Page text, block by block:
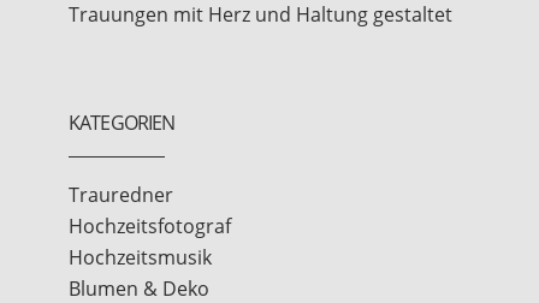
Trauungen mit Herz und Haltung gestaltet
KATEGORIEN
Trauredner
Hochzeitsfotograf
Hochzeitsmusik
Blumen & Deko